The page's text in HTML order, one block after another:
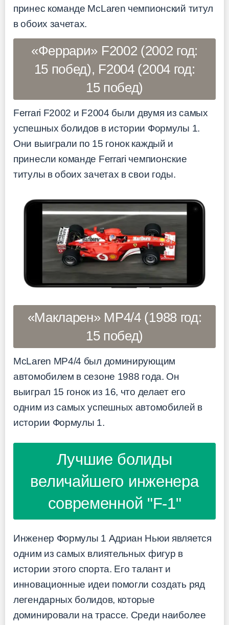
принес команде McLaren чемпионский титул
в обоих зачетах.
«Феррари» F2002 (2002 год:
15 побед), F2004 (2004 год:
15 побед)
Ferrari F2002 и F2004 были двумя из самых
успешных болидов в истории Формулы 1.
Они выиграли по 15 гонок каждый и
принесли команде Ferrari чемпионские
титулы в обоих зачетах в свои годы.
«Макларен» MP4/4 (1988 год:
15 побед)
McLaren MP4/4 был доминирующим
автомобилем в сезоне 1988 года. Он
выиграл 15 гонок из 16, что делает его
одним из самых успешных автомобилей в
истории Формулы 1.
Лучшие болиды
величайшего инженера
современной "F-1"
Инженер Формулы 1 Адриан Ньюи является
одним из самых влиятельных фигур в
истории этого спорта. Его талант и
инновационные идеи помогли создать ряд
легендарных болидов, которые
доминировали на трассе. Среди наиболее